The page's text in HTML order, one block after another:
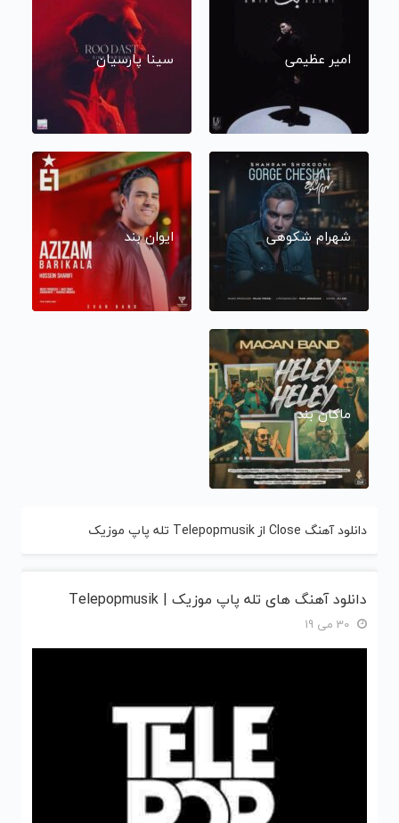
امیر عظیمی سینا پارسیان
شهرام شکوهی ایوان بند
ماکان بند
دانلود آهنگ Close از Telepopmusik تله پاپ موزیک
دانلود آهنگ های تله پاپ موزیک | Telepopmusik